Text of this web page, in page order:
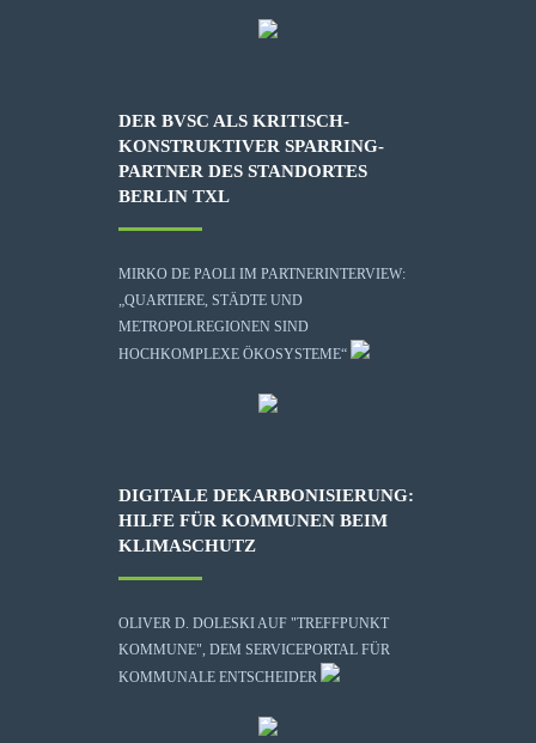
DER BVSC ALS KRITISCH-
KONSTRUKTIVER SPARRING-
PARTNER DES STANDORTES
BERLIN TXL
MIRKO DE PAOLI IM PARTNERINTERVIEW:
„QUARTIERE, STÄDTE UND
METROPOLREGIONEN SIND
HOCHKOMPLEXE ÖKOSYSTEME“
DIGITALE DEKARBONISIERUNG:
HILFE FÜR KOMMUNEN BEIM
KLIMASCHUTZ
OLIVER D. DOLESKI AUF "TREFFPUNKT
KOMMUNE", DEM SERVICEPORTAL FÜR
KOMMUNALE ENTSCHEIDER